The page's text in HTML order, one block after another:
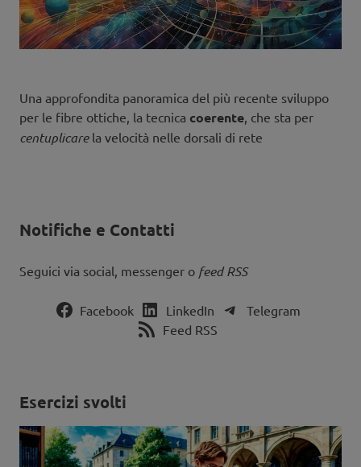
Una approfondita panoramica del più recente sviluppo
per le fibre ottiche, la tecnica coerente , che sta per
centuplicarela velocità nelle dorsali di rete
Notifiche e Contatti
Seguici via social, messenger o feed RSS
Facebook LinkedIn
Telegram
Feed RSS
Esercizi svolti